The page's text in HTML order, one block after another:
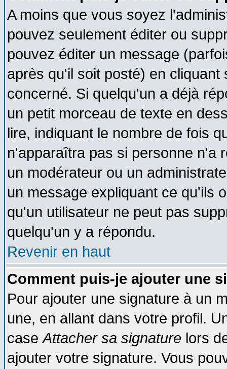
A moins que vous soyez
pouvez seulement éditer ou
pouvez éditer un message
après qu'il soit posté) en
concerné. Si quelqu'un a déjà
un petit morceau de texte en
lire, indiquant le nombre de fois
n'apparaîtra pas si personne n'a
un modérateur ou un
un message expliquant ce qu'ils
qu'un utilisateur ne peut pas
quelqu'un y a répondu.
Revenir en haut
Comment puis-je ajouter une
Pour ajouter une signature à un
une, en allant dans votre profil.
caseAttacher sa signature lors
ajouter votre signature. Vous